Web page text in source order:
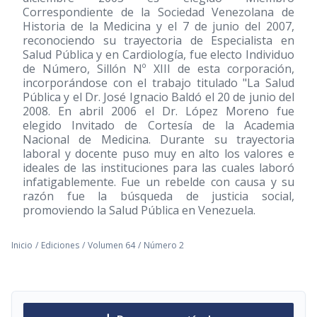
Correspondiente de la Sociedad Venezolana de
Historia de la Medicina y el 7 de junio del 2007,
reconociendo su trayectoria de Especialista en
Salud Pública y en Cardiología, fue electo Individuo
de Número, Sillón Nº XIII de esta corporación,
incorporándose con el trabajo titulado "La Salud
Pública y el Dr. José Ignacio Baldó el 20 de junio del
2008. En abril 2006 el Dr. López Moreno fue
elegido Invitado de Cortesía de la Academia
Nacional de Medicina. Durante su trayectoria
laboral y docente puso muy en alto los valores e
ideales de las instituciones para las cuales laboró
infatigablemente. Fue un rebelde con causa y su
razón fue la búsqueda de justicia social,
promoviendo la Salud Pública en Venezuela.
Inicio / Ediciones / Volumen 64 / Número 2